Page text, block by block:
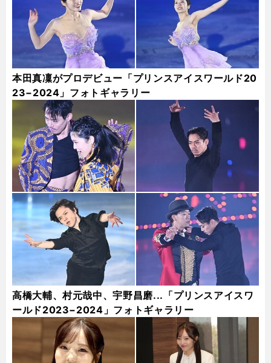
本田真凜がプロデビュー「プリンスアイスワールド20
23−2024」フォトギャラリー
高橋大輔、村元哉中、宇野昌磨...「プリンスアイスワ
ールド2023−2024」フォトギャラリー